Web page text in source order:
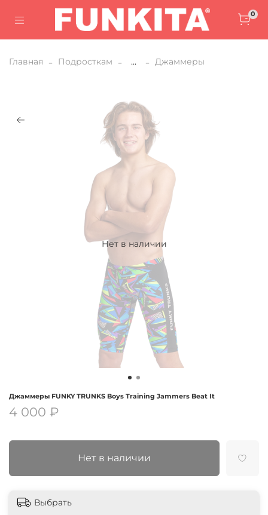
0
Главная Подросткам ... Джаммеры
Нет в наличии
Джаммеры FUNKY TRUNKS Boys Training Jammers Beat It
4 000 ₽
Нет в наличии
Выбрать